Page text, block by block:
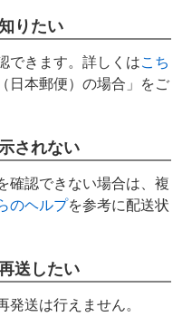
りたい
できます。詳しくはこち
日本郵便）の場合」をご
されない
確認できない場合は、複
のヘルプを参考に配送状
送したい
送は行えません。